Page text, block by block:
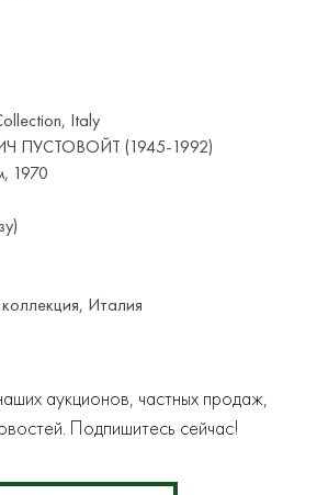
Italy
ПУСТОВОЙТ (1945-1992)
1970
Италия
аукционов, частных продаж,
Подпишитесь сейчас!